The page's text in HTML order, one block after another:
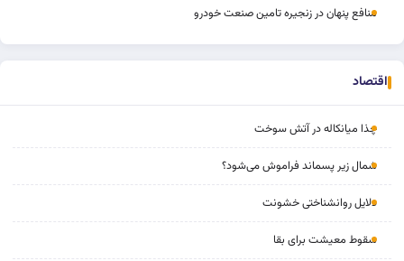
منافع پنهان در زنجیره تامین صنعت خودرو
اقتصاد
چذا میانکاله در آتش سوخت
شمال زیر پسماند فراموش می‌شود؟
دلایل روانشناختی خشونت
سقوط معیشت برای بقا